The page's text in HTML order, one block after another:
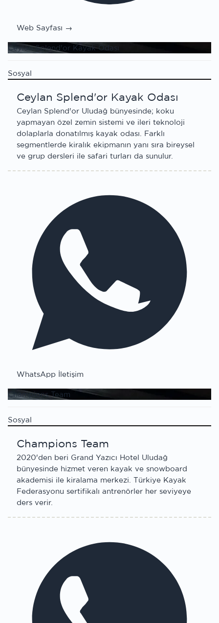
Web Sayfası →
Ceylan Splend'or Kayak Odası
Sosyal
Ceylan Splend'or Kayak Odası
Ceylan Splend'or Uludağ bünyesinde; koku
yapmayan özel zemin sistemi ve ileri teknoloji
dolaplarla donatılmış kayak odası. Farklı
segmentlerde kiralık ekipmanın yanı sıra bireysel
ve grup dersleri ile safari turları da sunulur.
WhatsApp İletişim
Champions Team
Sosyal
Champions Team
2020'den beri Grand Yazıcı Hotel Uludağ
bünyesinde hizmet veren kayak ve snowboard
akademisi ile kiralama merkezi. Türkiye Kayak
Federasyonu sertifikalı antrenörler her seviyeye
ders verir.